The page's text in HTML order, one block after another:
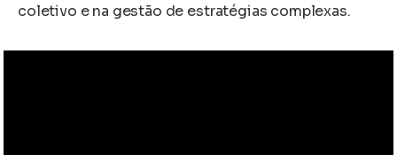
coletivo e na gestão de estratégias complexas.